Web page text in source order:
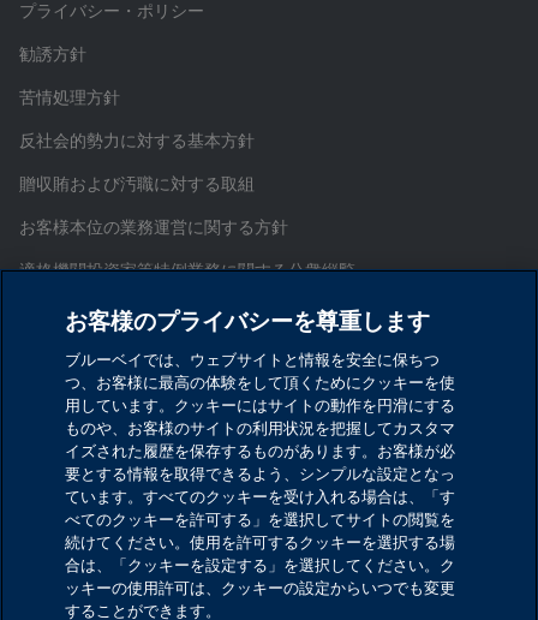
プライバシー・ポリシー
勧誘方針
苦情処理方針
反社会的勢力に対する基本方針
贈収賄および汚職に対する取組
お客様本位の業務運営に関する方針
適格機関投資家等特例業務に関する公衆縦覧
証券取引等監視委員会情報提供窓口
お問い合わせ
サイトマップ
Cookieを設定する
ブルーベイ・アセット・マネジメント・インターナシ
ョナル・リミテッド
金融商品取引業者 関東財務局長（金商）第1029号
お客様のプライバシーを尊重します
ブルーベイでは、ウェブサイトと情報を安全に保ちつ
つ、お客様に最高の体験をして頂くためにクッキーを使
用しています。クッキーにはサイトの動作を円滑にする
ものや、お客様のサイトの利用状況を把握してカスタマ
イズされた履歴を保存するものがあります。お客様が必
要とする情報を取得できるよう、シンプルな設定となっ
ています。すべてのクッキーを受け入れる場合は、「す
べてのクッキーを許可する」を選択してサイトの閲覧を
続けてください。使用を許可するクッキーを選択する場
合は、「クッキーを設定する」を選択してください。ク
ッキーの使用許可は、クッキーの設定からいつでも変更
することができます。